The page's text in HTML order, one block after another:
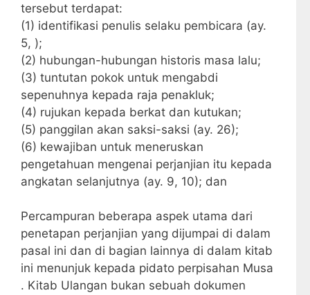
tersebut terdapat:
(1) identifikasi penulis selaku pembicara (ay.
5, );
(2) hubungan-hubungan historis masa lalu;
(3) tuntutan pokok untuk mengabdi
sepenuhnya kepada raja penakluk;
(4) rujukan kepada berkat dan kutukan;
(5) panggilan akan saksi-saksi (ay. 26);
(6) kewajiban untuk meneruskan
pengetahuan mengenai perjanjian itu kepada
angkatan selanjutnya (ay. 9, 10); dan
Percampuran beberapa aspek utama dari
penetapan perjanjian yang dijumpai di dalam
pasal ini dan di bagian lainnya di dalam kitab
ini menunjuk kepada pidato perpisahan Musa
. Kitab Ulangan bukan sebuah dokumen